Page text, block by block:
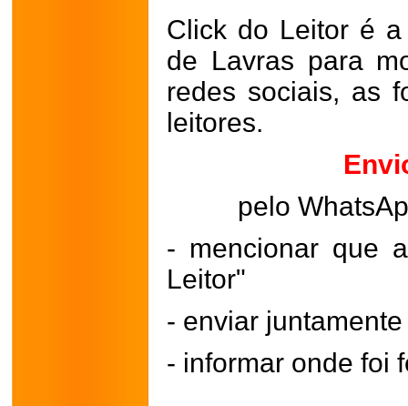
Click do Leitor é
de Lavras para
redes sociais, as
leitores.
pelo
- mencionar que
Leitor"
- enviar
- informar onde foi